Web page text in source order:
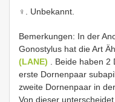
♀. Unbekannt.
Bemerkungen: In der
Gonostylus hat die Art
(LANE) . Beide haben
erste Dornenpaar
zweite Dornenpaar in
Von dieser